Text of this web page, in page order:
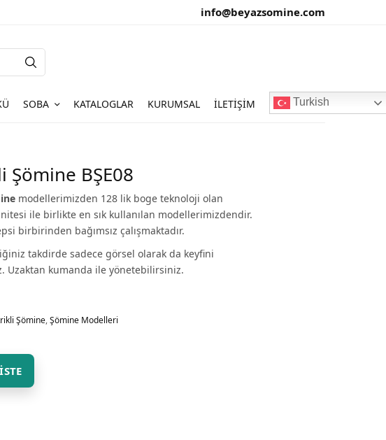
info@beyazsomine.com
SOBA KATALOGLAR KURUMSAL İLETIŞIM Turkish
Şömine BŞE08
modellerimizden 128 lik boge teknoloji olan
ile birlikte en sık kullanılan modellerimizdendir.
birbirinden bağımsız çalışmaktadır.
takdirde sadece görsel olarak da keyfini
Uzaktan kumanda ile yönetebilirsiniz.
Şömine,Şömine Modelleri